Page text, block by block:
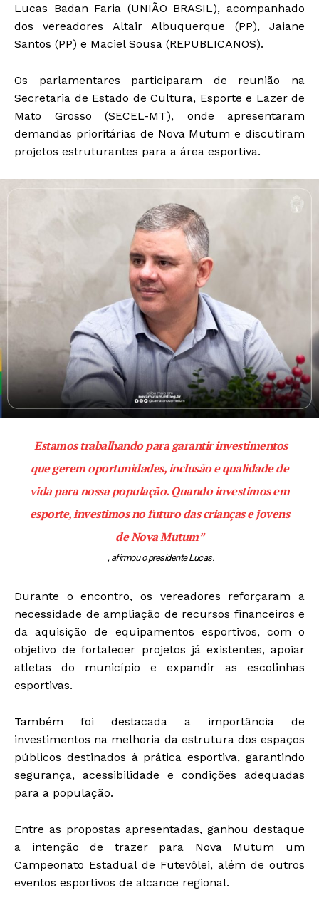
Lucas Badan Faria (UNIÃO BRASIL), acompanhado
dos vereadores Altair Albuquerque (PP), Jaiane
Santos (PP) e Maciel Sousa (REPUBLICANOS).
Os parlamentares participaram de reunião na
Secretaria de Estado de Cultura, Esporte e Lazer de
Mato Grosso (SECEL-MT), onde apresentaram
demandas prioritárias de Nova Mutum e discutiram
projetos estruturantes para a área esportiva.
Estamos trabalhando para garantir investimentos
que gerem oportunidades, inclusão e qualidade de
vida para nossa população. Quando investimos em
esporte, investimos no futuro das crianças e jovens
de Nova Mutum”
, afirmou o presidente Lucas.
Durante o encontro, os vereadores reforçaram a
necessidade de ampliação de recursos financeiros e
da aquisição de equipamentos esportivos, com o
objetivo de fortalecer projetos já existentes, apoiar
atletas do município e expandir as escolinhas
esportivas.
Também foi destacada a importância de
investimentos na melhoria da estrutura dos espaços
públicos destinados à prática esportiva, garantindo
segurança, acessibilidade e condições adequadas
para a população.
Entre as propostas apresentadas, ganhou destaque
a intenção de trazer para Nova Mutum um
Campeonato Estadual de Futevôlei, além de outros
eventos esportivos de alcance regional.